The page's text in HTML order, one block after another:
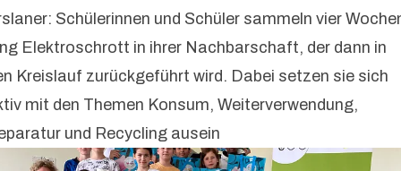
Schülerinnen und Schüler sammeln vier
Elektroschrott in ihrer Nachbarschaft, der dann in
Kreislauf zurückgeführt wird. Dabei setzen sie sich
mit den Themen Konsum, Weiterverwendung,
und Recycling ausein